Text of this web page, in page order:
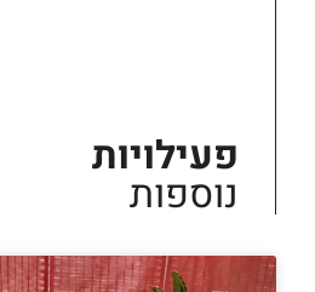
פעילויות
נוספות